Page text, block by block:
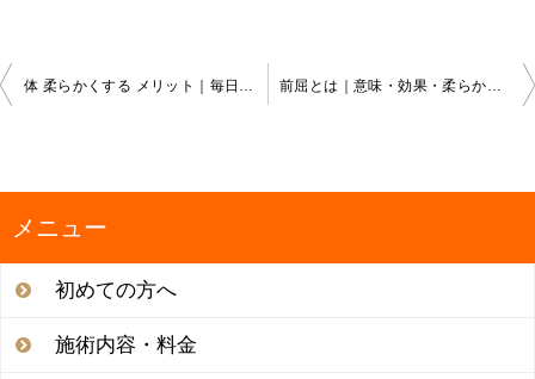
投
稿
ゲ
ー
シ
ョ
ン
体 柔らかくする メリット｜毎日の柔軟性アップで得られる5つの効果と科学的な理由 前屈とは｜意味・効果・柔らかくなるコツまで完全ガイド
メニュー
初めての方へ
施術内容・料金